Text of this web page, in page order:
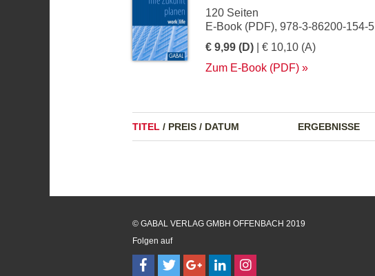
120 Seiten
E-Book (PDF), 978-3-86200-154-5
€ 9,99 (D) | € 10,10 (A)
Zum E-Book (PDF)
TITEL / PREIS / DATUM ERGEBNISSE
© GABAL VERLAG GMBH OFFENBACH 2019
Folgen auf